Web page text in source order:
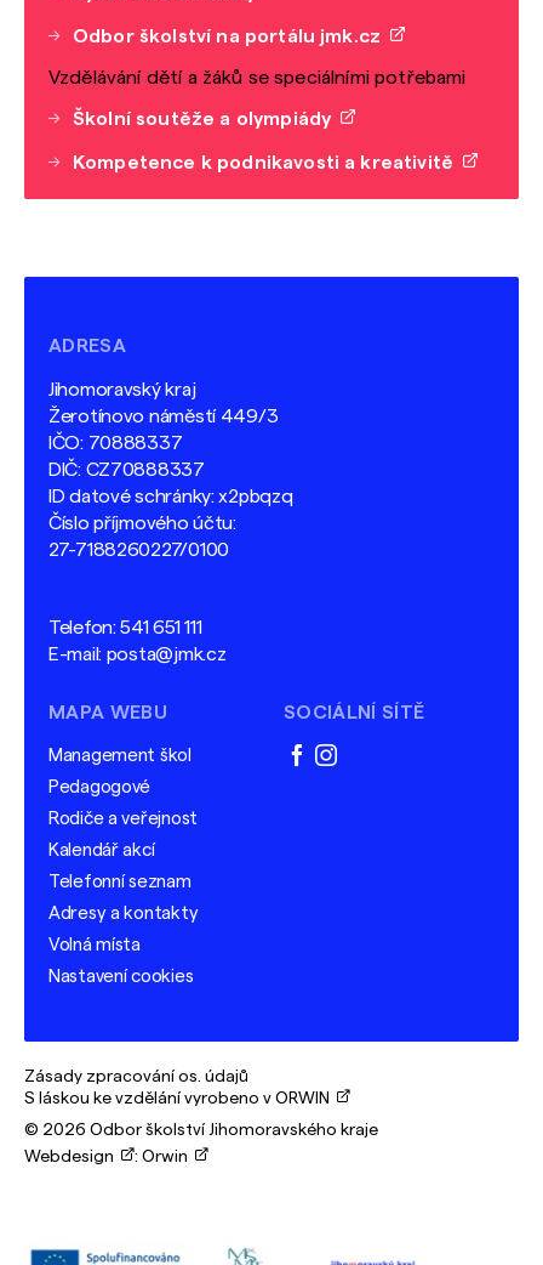
Odbor školství na portálu jmk.cz
Vzdělávání dětí a žáků se speciálními potřebami
Školní soutěže a olympiády
Kompetence k podnikavosti a kreativitě
ADRESA
Jihomoravský kraj
Žerotínovo náměstí 449/3
IČO: 70888337
DIČ: CZ70888337
ID datové schránky: x2pbqzq
Číslo příjmového účtu:
27-7188260227/0100
Telefon:541 651 111
E-mail: posta@jmk.cz
MAPA WEBU
Management škol
Pedagogové
Rodiče a veřejnost
Kalendář akcí
Telefonní seznam
Adresy a kontakty
Volná místa
Nastavení cookies
SOCIÁLNÍ SÍTĚ
facebook
instagram
Zásady zpracování os. údajů
S láskou ke vzdělání vyrobeno v ORWIN
© 2026 Odbor školství Jihomoravského kraje
Webdesign
: Orwin